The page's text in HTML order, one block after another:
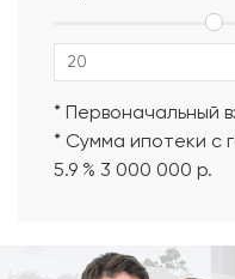
* Первоначальный
* Сумма ипотеки с
5.9 % 3 000 000 р.